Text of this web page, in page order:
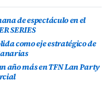
de espectáculo en el
SERIES
como eje estratégico de
año más en TFN Lan Party